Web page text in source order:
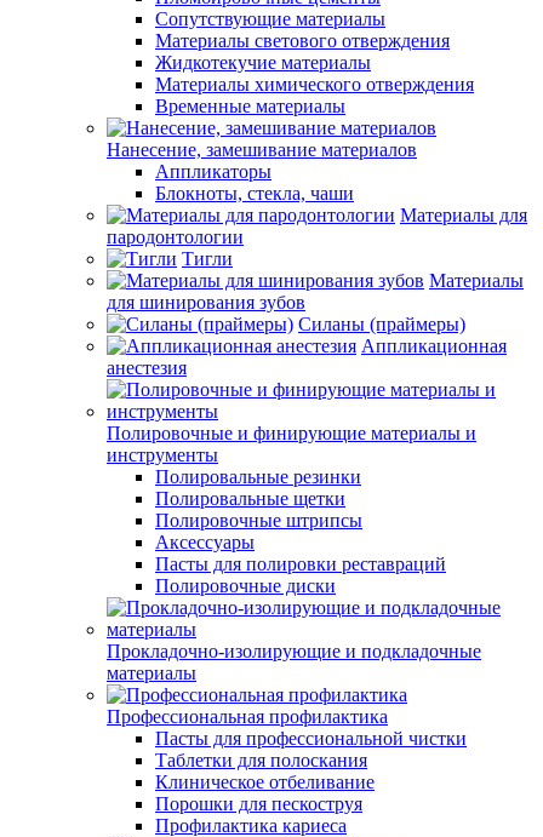
Сопутствующие материалы
Материалы светового отверждения
Жидкотекучие материалы
Материалы химического отверждения
Временные материалы
Нанесение, замешивание материалов
Аппликаторы
Блокноты, стекла, чаши
Материалы для
пародонтологии
Тигли
Материалы
для шинирования зубов
Силаны (праймеры)
Аппликационная
анестезия
Полировочные и финирующие материалы и
инструменты
Полировальные резинки
Полировальные щетки
Полировочные штрипсы
Аксессуары
Пасты для полировки реставраций
Полировочные диски
Прокладочно-изолирующие и подкладочные
материалы
Профессиональная профилактика
Пасты для профессиональной чистки
Таблетки для полоскания
Клиническое отбеливание
Порошки для пескоструя
Профилактика кариеса